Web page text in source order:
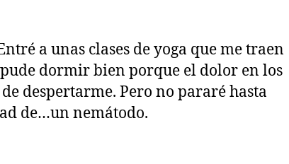
a unas clases de yoga que me traen
dormir bien porque el dolor en los
despertarme. Pero no pararé hasta
de…un nemátodo.